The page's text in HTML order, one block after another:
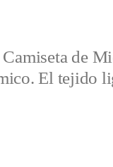
Camiseta de
El tejido